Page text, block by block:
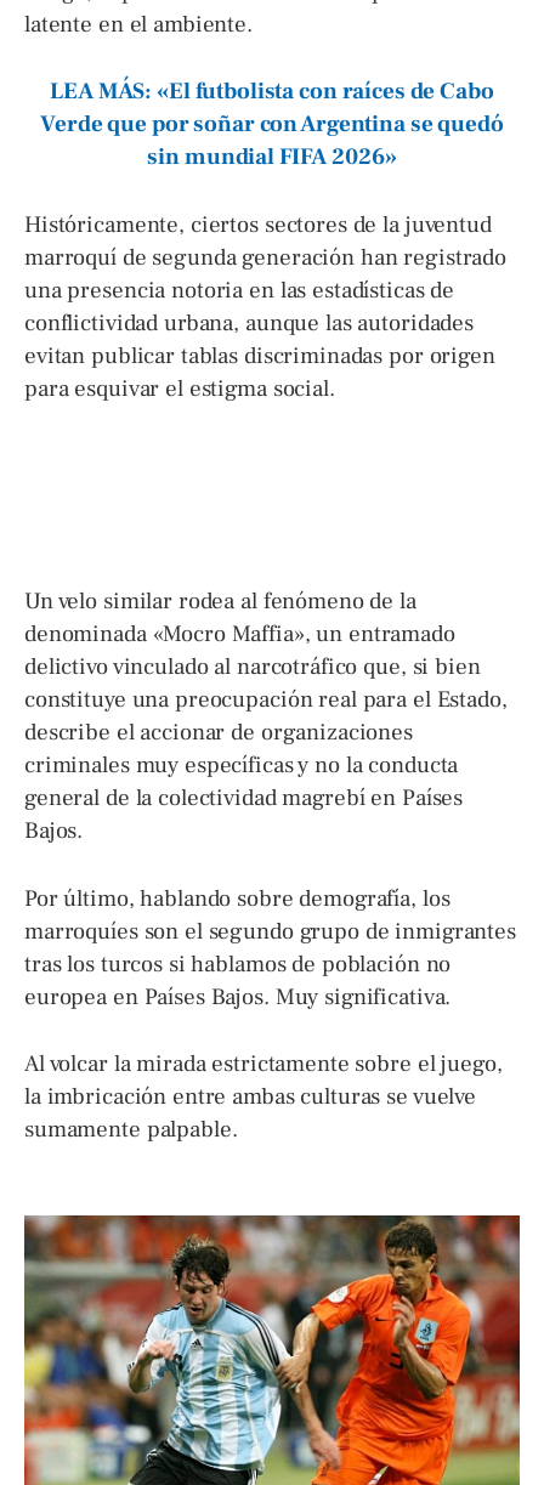
latente en el ambiente.
LEA MÁS: «El futbolista con raíces de Cabo
Verde que por soñar con Argentina se quedó
sin mundial FIFA 2026»
Históricamente, ciertos sectores de la juventud
marroquí de segunda generación han registrado
una presencia notoria en las estadísticas de
conflictividad urbana, aunque las autoridades
evitan publicar tablas discriminadas por origen
para esquivar el estigma social.
Un velo similar rodea al fenómeno de la
denominada «Mocro Maffia», un entramado
delictivo vinculado al narcotráfico que, si bien
constituye una preocupación real para el Estado,
describe el accionar de organizaciones
criminales muy específicas y no la conducta
general de la colectividad magrebí en Países
Bajos.
Por último, hablando sobre demografía, los
marroquíes son el segundo grupo de inmigrantes
tras los turcos si hablamos de población no
europea en Países Bajos. Muy significativa.
Al volcar la mirada estrictamente sobre el juego,
la imbricación entre ambas culturas se vuelve
sumamente palpable.